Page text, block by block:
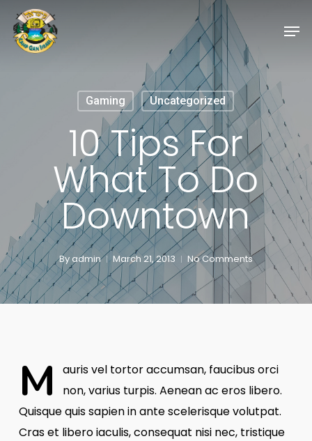
Skip
main
Gaming Uncategorized
10 Tips For
What To Do
Downtown
By admin March 21, 2013 No Comments
M
auris vel tortor accumsan, faucibus orci
non, varius turpis. Aenean ac eros libero.
Quisque quis sapien in ante scelerisque volutpat.
Cras et libero iaculis, consequat nisi nec, tristique